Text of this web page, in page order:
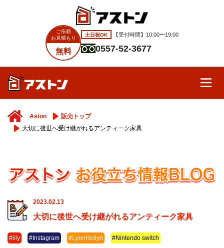
ご依頼
お見積もり
無料
土日祝OK 【受付時間】10:00〜19:00
0557-52-3677
Aston 販売トップ
大切に後世へ受け継がれるアンティーク家具
2023.02.13
大切に後世へ受け継がれるアンティーク家具
#illy #Instagram #LynnHollyn #Nintendo switch